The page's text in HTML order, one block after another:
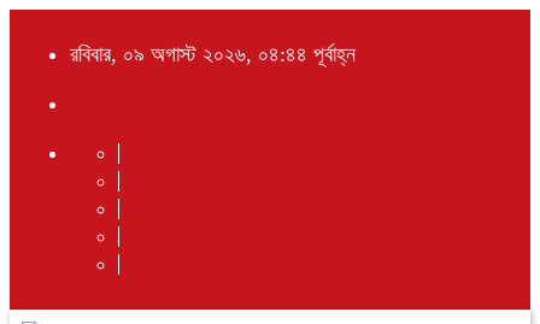
রবিবার, ০৯ অগাস্ট ২০২৬, ০৪:৪৪ পূর্বাহ্ন